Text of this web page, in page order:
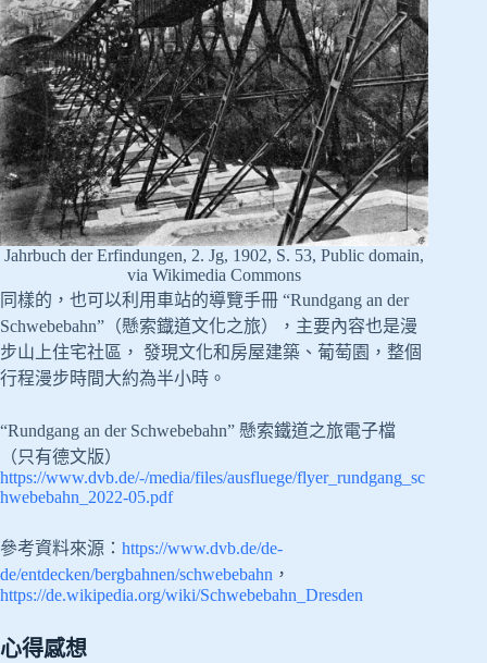
Jahrbuch der Erfindungen, 2. Jg, 1902, S. 53, Public domain,
via Wikimedia Commons
同樣的，也可以利用車站的導覽手冊 “Rundgang an der
Schwebebahn”（懸索鐡道文化之旅），主要內容也是漫
步山上住宅社區， 發現文化和房屋建築、葡萄園，整個
行程漫步時間大約為半小時。
“Rundgang an der Schwebebahn” 懸索鐵道之旅電子檔
（只有德文版）
https://www.dvb.de/-/media/files/ausfluege/flyer_rundgang_sc
hwebebahn_2022-05.pdf
參考資料來源： https://www.dvb.de/de-
de/entdecken/bergbahnen/schwebebahn ，
https://de.wikipedia.org/wiki/Schwebebahn_Dresden
心得感想